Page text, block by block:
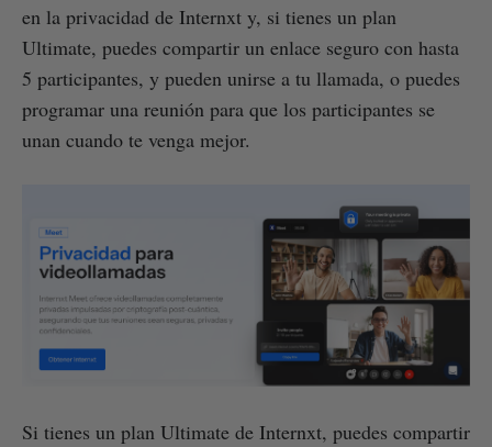
en la privacidad de Internxt y, si tienes un plan
Ultimate, puedes compartir un enlace seguro con hasta
5 participantes, y pueden unirse a tu llamada, o puedes
programar una reunión para que los participantes se
unan cuando te venga mejor.
Si tienes un plan Ultimate de Internxt, puedes compartir